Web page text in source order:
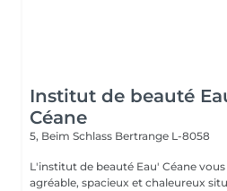
Institut de beauté
Céane
5, Beim Schlass Bertrange L-8058
L'institut de beauté Eau' Céane
agréable, spacieux et chaleureux